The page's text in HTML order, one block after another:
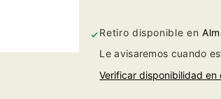
2021
2021
Retiro disponible en
Le avisaremos cuando
Verificar disponibilidad en